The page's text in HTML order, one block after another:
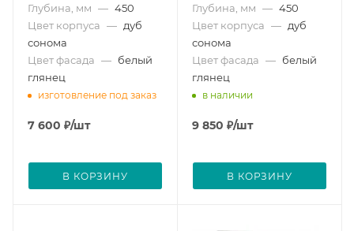
Глубина, мм — 450
Цвет корпуса — дуб
сонома
Цвет фасада — белый
глянец
изготовление под заказ
7 600 ₽/шт
В КОРЗИНУ
Глубина, мм — 450
Цвет корпуса — дуб
сонома
Цвет фасада — белый
глянец
в наличии
9 850 ₽/шт
В КОРЗИНУ